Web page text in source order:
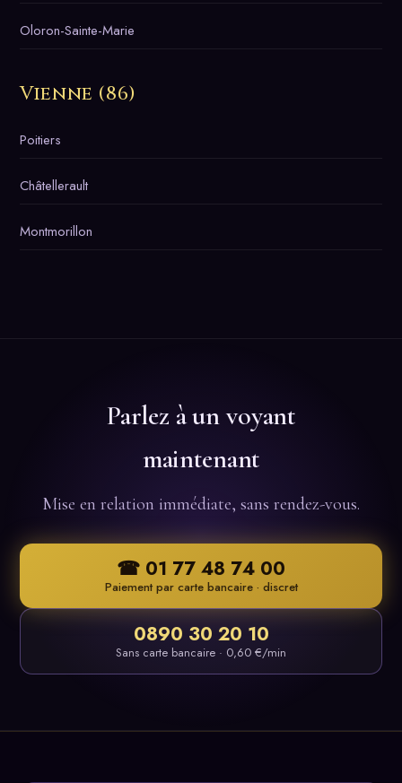
Oloron-Sainte-Marie
Vienne (86)
Poitiers
Châtellerault
Montmorillon
Parlez à un voyant
maintenant
Mise en relation immédiate, sans rendez-vous.
☎ 01 77 48 74 00
Paiement par carte bancaire · discret
0890 30 20 10
Sans carte bancaire · 0,60 €/min